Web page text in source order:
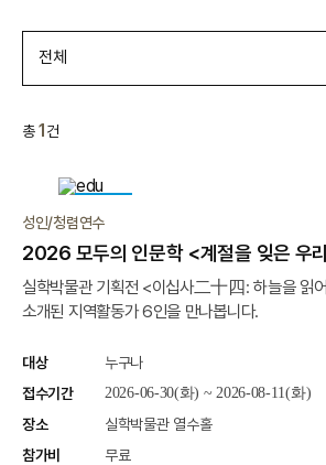
전체
총 1건
성인/청렴연수
2026 모두의 인문학 <계절을 잊은 우
실학박물관 기획전 <이십사二十四: 하늘을 읽
소개된 지역활동가 6인을 만나봅니다.
대상
누구나
접수기간
2026-06-30(화) ~ 2026-08-11(화)
장소
실학박물관 열수홀
참가비
무료